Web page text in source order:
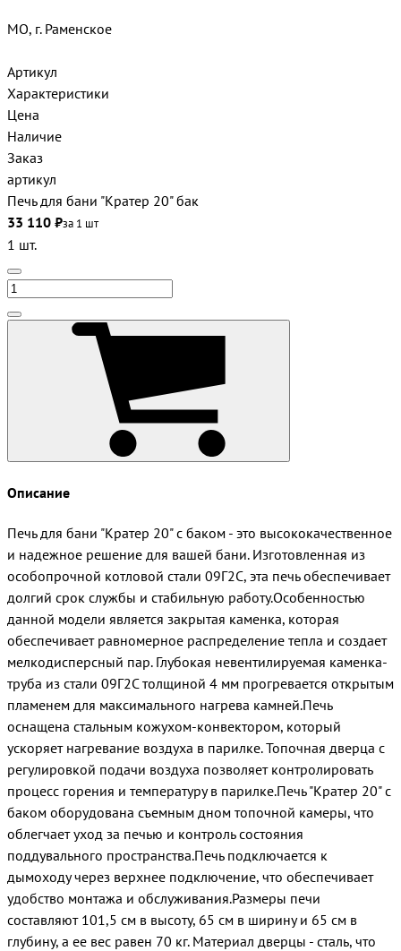
МО, г. Раменское
Артикул
Характеристики
Цена
Наличие
Заказ
артикул
Печь для бани "Кратер 20" бак
33 110 ₽за 1 шт
1 шт.
Описание
Печь для бани "Кратер 20" с баком - это высококачественное
и надежное решение для вашей бани. Изготовленная из
особопрочной котловой стали 09Г2С, эта печь обеспечивает
долгий срок службы и стабильную работу.Особенностью
данной модели является закрытая каменка, которая
обеспечивает равномерное распределение тепла и создает
мелкодисперсный пар. Глубокая невентилируемая каменка-
труба из стали 09Г2С толщиной 4 мм прогревается открытым
пламенем для максимального нагрева камней.Печь
оснащена стальным кожухом-конвектором, который
ускоряет нагревание воздуха в парилке. Топочная дверца с
регулировкой подачи воздуха позволяет контролировать
процесс горения и температуру в парилке.Печь "Кратер 20" с
баком оборудована съемным дном топочной камеры, что
облегчает уход за печью и контроль состояния
поддувального пространства.Печь подключается к
дымоходу через верхнее подключение, что обеспечивает
удобство монтажа и обслуживания.Размеры печи
составляют 101,5 см в высоту, 65 см в ширину и 65 см в
глубину, а ее вес равен 70 кг. Материал дверцы - сталь, что